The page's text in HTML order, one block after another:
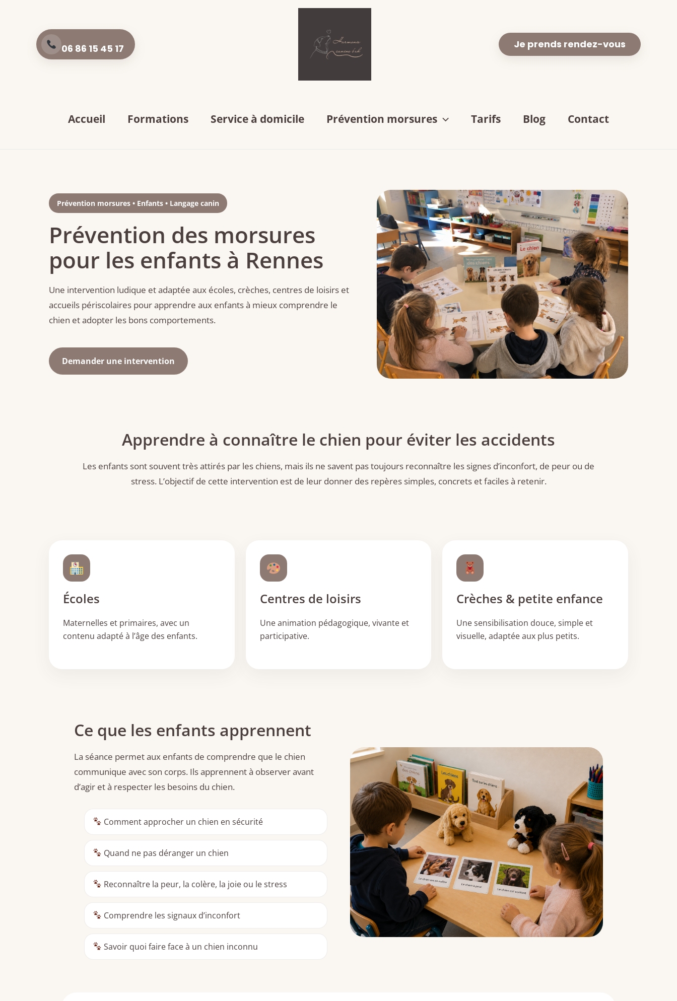
06 86 15 45 17 Je prends rendez-vous
Accueil Formations Service à domicile Prévention morsures Tarifs Blog Contact
Prévention morsures • Enfants • Langage canin
Prévention des morsures
pour les enfants à Rennes
Une intervention ludique et adaptée aux écoles, crèches, centres de loisirs et
accueils périscolaires pour apprendre aux enfants à mieux comprendre le
chien et adopter les bons comportements.
Demander une intervention
Apprendre à connaître le chien pour éviter les accidents
Les enfants sont souvent très attirés par les chiens, mais ils ne savent pas toujours reconnaître les signes d’inconfort, de peur ou de
stress. L’objectif de cette intervention est de leur donner des repères simples, concrets et faciles à retenir.
Écoles
Maternelles et primaires, avec un
contenu adapté à l’âge des enfants.
Centres de loisirs
Une animation pédagogique, vivante et
participative.
Crèches & petite enfance
Une sensibilisation douce, simple et
visuelle, adaptée aux plus petits.
Ce que les enfants apprennent
La séance permet aux enfants de comprendre que le chien
communique avec son corps. Ils apprennent à observer avant
d’agir et à respecter les besoins du chien.
Comment approcher un chien en sécurité
Quand ne pas déranger un chien
Reconnaître la peur, la colère, la joie ou le stress
Comprendre les signaux d’inconfort
Savoir quoi faire face à un chien inconnu